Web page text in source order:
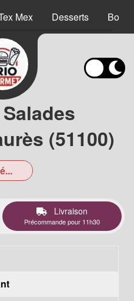
Mex Desserts
(51100)
Livraison
Précommande pour 11h30